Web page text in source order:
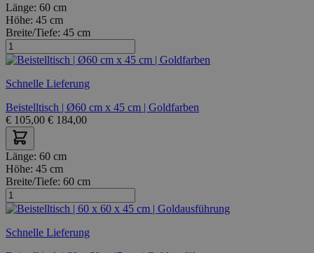
Länge: 60 cm
Höhe: 45 cm
Breite/Tiefe: 45 cm
Schnelle Lieferung
Beistelltisch | Ø60 cm x 45 cm | Goldfarben
€ 105,00 € 184,00
Länge: 60 cm
Höhe: 45 cm
Breite/Tiefe: 60 cm
Schnelle Lieferung